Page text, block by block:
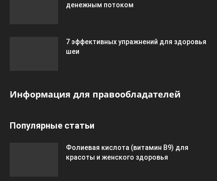
денежным потоком
7 эффективных упражнений для здоровья
шеи
Информация для правообладателей
Популярные статьи
Фолиевая кислота (витамин В9) для
красоты и женского здоровья